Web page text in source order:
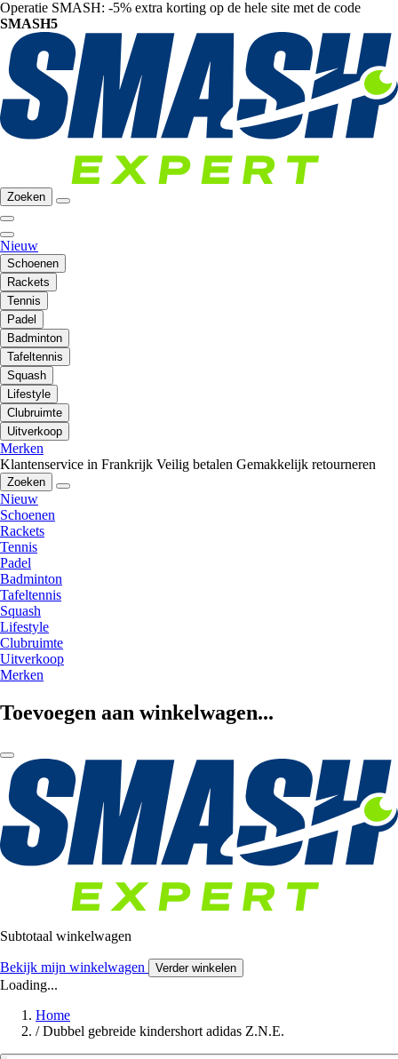
Operatie SMASH: -5% extra korting op de hele site met de code
SMASH5
Zoeken
Nieuw
Schoenen
Rackets
Tennis
Padel
Badminton
Tafeltennis
Squash
Lifestyle
Clubruimte
Uitverkoop
Merken
Klantenservice in Frankrijk Veilig betalen Gemakkelijk retourneren
Zoeken
Nieuw
Schoenen
Rackets
Tennis
Padel
Badminton
Tafeltennis
Squash
Lifestyle
Clubruimte
Uitverkoop
Merken
Toevoegen aan winkelwagen...
Subtotaal winkelwagen
Bekijk mijn winkelwagen Verder winkelen
Loading...
Home
/ Dubbel gebreide kindershort adidas Z.N.E.